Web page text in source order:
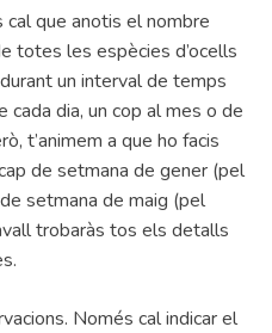
que anotis el nombre
totes les espècies d’ocells
un interval de temps
dia, un cop al mes o de
t’animem a que ho facis
de setmana de gener (pel
setmana de maig (pel
trobaràs tos els detalls
Només cal indicar el